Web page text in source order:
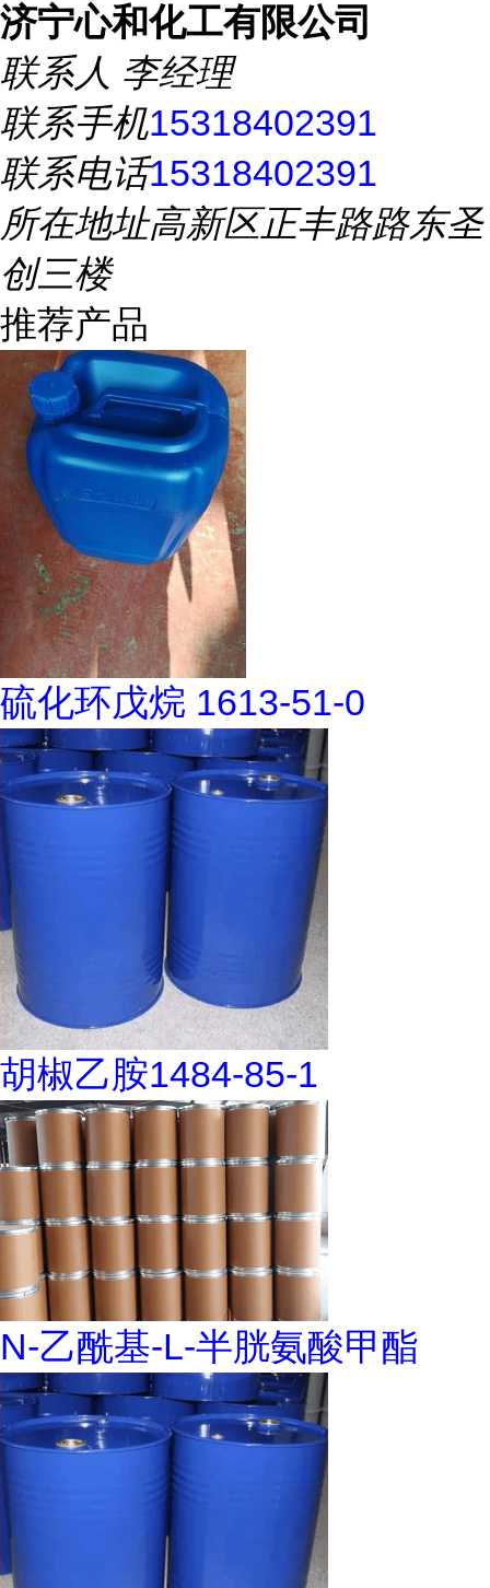
济宁心和化工有限公司
联系人 李经理
联系手机15318402391
联系电话15318402391
所在地址高新区正丰路路东圣
创三楼
推荐产品
硫化环戊烷 1613-51-0
胡椒乙胺1484-85-1
N-乙酰基-L-半胱氨酸甲酯